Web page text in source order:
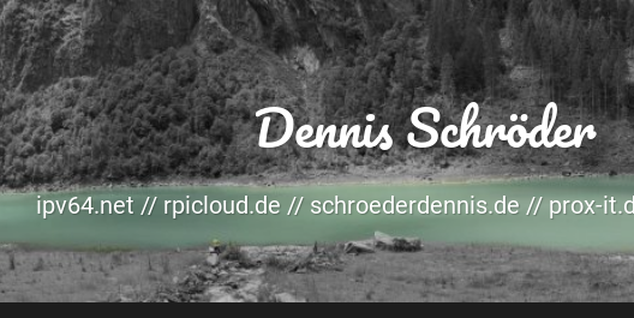
Dennis Schröder
ipv64.net // rpicloud.de // schroederdennis.de // prox-